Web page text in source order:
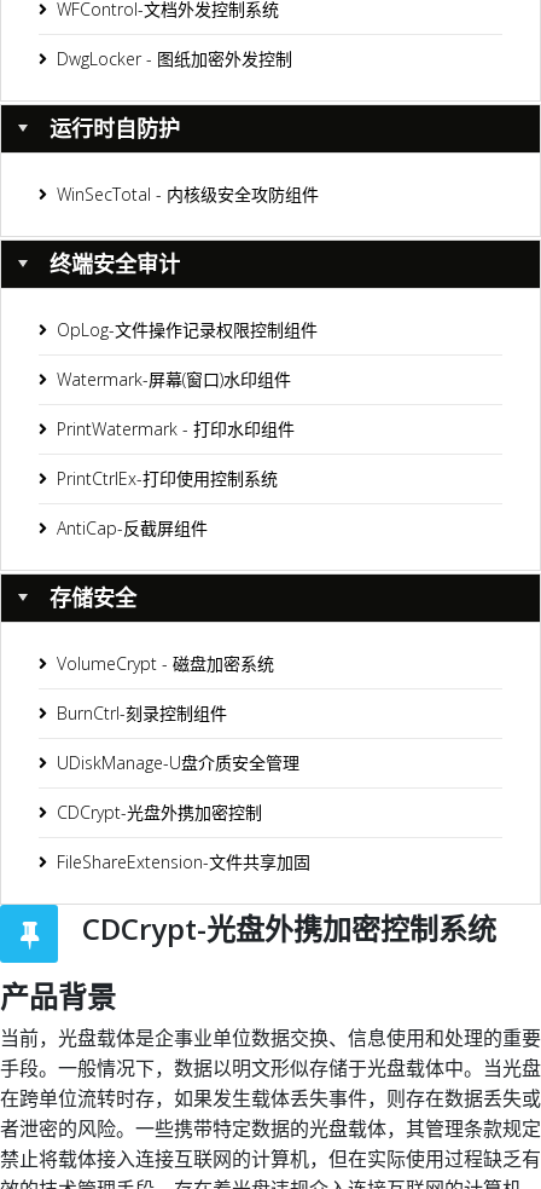
WFControl-文档外发控制系统
DwgLocker - 图纸加密外发控制
运行时自防护
WinSecTotal - 内核级安全攻防组件
终端安全审计
OpLog-文件操作记录权限控制组件
Watermark-屏幕(窗口)水印组件
PrintWatermark - 打印水印组件
PrintCtrlEx-打印使用控制系统
AntiCap-反截屏组件
存储安全
VolumeCrypt - 磁盘加密系统
BurnCtrl-刻录控制组件
UDiskManage-U盘介质安全管理
CDCrypt-光盘外携加密控制
FileShareExtension-文件共享加固
CDCrypt-光盘外携加密控制系统
产品背景
当前，光盘载体是企事业单位数据交换、信息使用和处理的重要
手段。一般情况下，数据以明文形似存储于光盘载体中。当光盘
在跨单位流转时存，如果发生载体丢失事件，则存在数据丢失或
者泄密的风险。一些携带特定数据的光盘载体，其管理条款规定
禁止将载体接入连接互联网的计算机，但在实际使用过程缺乏有